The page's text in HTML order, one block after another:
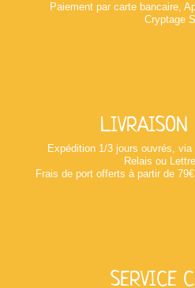
Paiement par carte bancaire,
Cryptage
LIVRAISON
Expédition 1/3 jours ouvrés,
Relais ou
Frais de port offerts à partir de
SERVICE